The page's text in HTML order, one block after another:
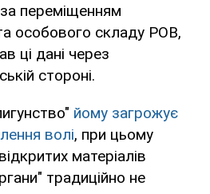
за переміщенням
та особового складу РОВ,
ці дані через
стороні.
йому загрожує
волі, при цьому
матеріалів
традиційно не